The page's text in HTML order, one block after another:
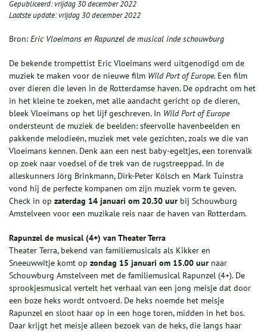
Gepubliceerd:vrijdag 30 december 2022
Laatste update:vrijdag 30 december 2022
Bron: Eric Vloeimans en Rapunzel de musical inde schouwburg
De bekende trompettist Eric Vloeimans werd uitgenodigd om de
muziek te maken voor de nieuwe film Wild Port of Europe. Een film
over dieren die leven in de Rotterdamse haven. De opdracht om het
in het kleine te zoeken, met alle aandacht gericht op de dieren,
bleek Vloeimans op het lijf geschreven. In Wild Port of Europe
ondersteunt de muziek de beelden: sfeervolle havenbeelden en
pakkende melodieën, muziek met vele gezichten, zoals we die van
Vloeimans kennen. Denk aan een nest baby-egeltjes, een torenvalk
op zoek naar voedsel of de trek van de rugstreeppad. In de
alleskunners Jörg Brinkmann, Dirk-Peter Kölsch en Mark Tuinstra
vond hij de perfecte kompanen om zijn muziek vorm te geven.
Check in op zaterdag 14 januari om 20.30 uur bij Schouwburg
Amstelveen voor een muzikale reis naar de haven van Rotterdam.
Rapunzel de musical (4+) van Theater Terra
Theater Terra, bekend van familiemusicals als Kikker en
Sneeuwwitje komt op zondag 15 januari om 15.00 uur naar
Schouwburg Amstelveen met de familiemusical Rapunzel (4+). De
sprookjesmusical vertelt het verhaal van een jong meisje dat door
een boze heks wordt ontvoerd. De heks noemde het meisje
Rapunzel en sloot haar op in een hoge toren, midden in het bos.
Daar krijgt het meisje alleen bezoek van de heks, die langs haar